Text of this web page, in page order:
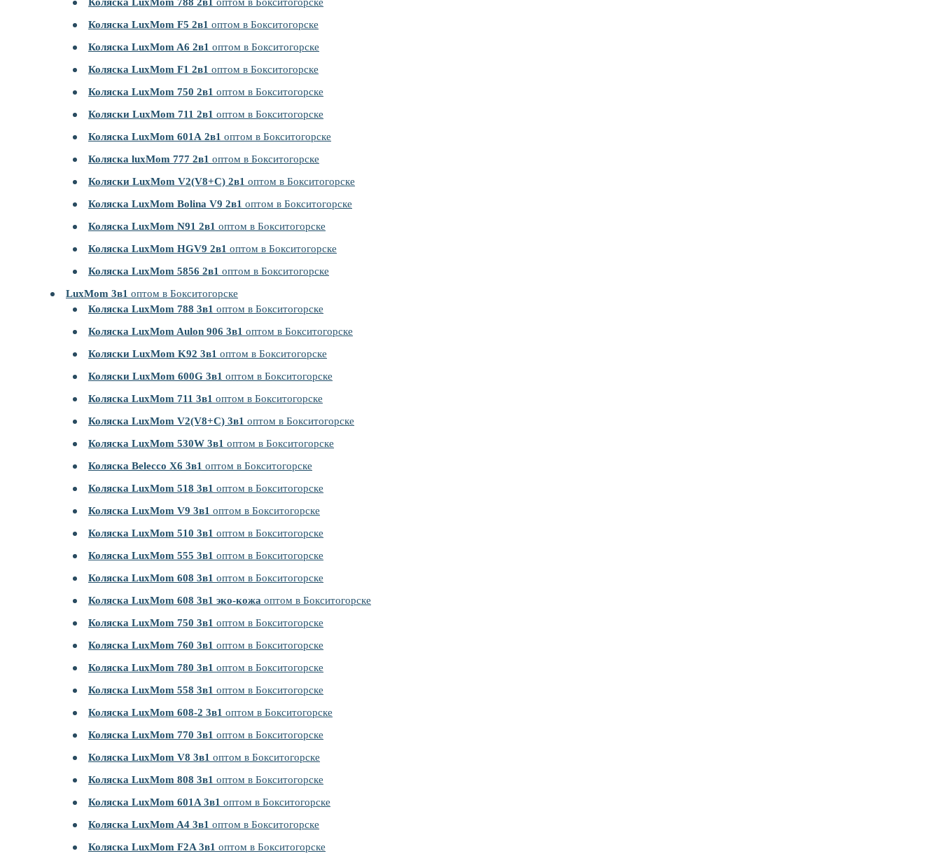
Коляска LuxMom F5 2в1 оптом в Бокситогорске
Коляска LuxMom A6 2в1 оптом в Бокситогорске
Коляска LuxMom F1 2в1 оптом в Бокситогорске
Коляска LuxMom 750 2в1 оптом в Бокситогорске
Коляски LuxMom 711 2в1 оптом в Бокситогорске
Коляска LuxMom 601А 2в1 оптом в Бокситогорске
Коляска luxMom 777 2в1 оптом в Бокситогорске
Коляски LuxMom V2(V8+C) 2в1 оптом в Бокситогорске
Коляска LuxMom Bolina V9 2в1 оптом в Бокситогорске
Коляска LuxMom N91 2в1 оптом в Бокситогорске
Коляска LuxMom HGV9 2в1 оптом в Бокситогорске
Коляска LuxMom 5856 2в1 оптом в Бокситогорске
LuxMom 3в1 оптом в Бокситогорске
Коляска LuxMom 788 3в1 оптом в Бокситогорске
Коляска LuxMom Aulon 906 3в1 оптом в Бокситогорске
Коляски LuxMom K92 3в1 оптом в Бокситогорске
Коляски LuxMom 600G 3в1 оптом в Бокситогорске
Коляска LuxMom 711 3в1 оптом в Бокситогорске
Коляска LuxMom V2(V8+C) 3в1 оптом в Бокситогорске
Коляска LuxMom 530W 3в1 оптом в Бокситогорске
Коляска Belecco X6 3в1 оптом в Бокситогорске
Коляска LuxMom 518 3в1 оптом в Бокситогорске
Коляска LuxMom V9 3в1 оптом в Бокситогорске
Коляска LuxMom 510 3в1 оптом в Бокситогорске
Коляска LuxMom 555 3в1 оптом в Бокситогорске
Коляска LuxMom 608 3в1 оптом в Бокситогорске
Коляска LuxMom 608 3в1 эко-кожа оптом в Бокситогорске
Коляска LuxMom 750 3в1 оптом в Бокситогорске
Коляска LuxMom 760 3в1 оптом в Бокситогорске
Коляска LuxMom 780 3в1 оптом в Бокситогорске
Коляска LuxMom 558 3в1 оптом в Бокситогорске
Коляска LuxMom 608-2 3в1 оптом в Бокситогорске
Коляска LuxMom 770 3в1 оптом в Бокситогорске
Коляска LuxMom V8 3в1 оптом в Бокситогорске
Коляска LuxMom 808 3в1 оптом в Бокситогорске
Коляска LuxMom 601A 3в1 оптом в Бокситогорске
Коляска LuxMom A4 3в1 оптом в Бокситогорске
Коляска LuxMom F2A 3в1 оптом в Бокситогорске